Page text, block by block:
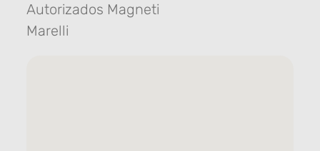
Autorizados Magneti
Marelli